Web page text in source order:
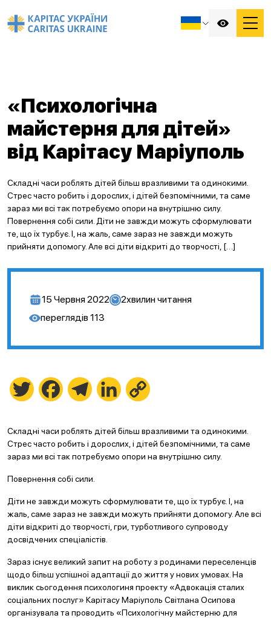
«Психологічна
майстерня для дітей»
від Карітасу Маріуполь
Складні часи роблять дітей більш вразливими та одинокими.
Стрес часто робить і дорослих, і дітей безпомічними, та саме
зараз ми всі так потребуємо опори на внутрішню силу.
Повернення собі сили. Діти не завжди можуть сформулювати
те, що їх турбує. І, на жаль, саме зараз не завжди можуть
прийняти допомогу. Але всі діти відкриті до творчості, […]
15 Червня 2022 2хвилин читання
переглядів 113
Twitter FacebookTelegramLinkedIn
Складні часи роблять дітей більш вразливими та одинокими.
Стрес часто робить і дорослих, і дітей безпомічними, та саме
зараз ми всі так потребуємо опори на внутрішню силу.
Повернення собі сили.
Діти не завжди можуть сформулювати те, що їх турбує. І, на
жаль, саме зараз не завжди можуть прийняти допомогу. Але всі
діти відкриті до творчості, гри, турботливого супроводу
досвідчених спеціалістів.
Зараз існує великий запит на роботу з родинами переселенців
щодо більш успішної адаптації до життя у нових умовах. На
виклик сьогодення психологиня проекту «Адвокація сталих
соціальних послуг» Карітасу Маріуполь Світлана Осипова
організувала та проводить «Психологічну майстерню для